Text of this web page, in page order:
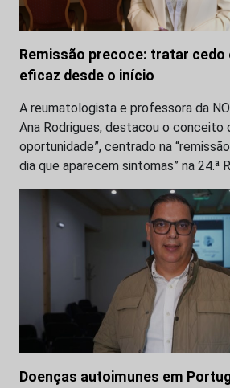
Remissão precoce: tratar cedo
eficaz desde o início
A reumatologista e professora da
Ana Rodrigues, destacou o conceito
oportunidade”, centrado na
dia que aparecem sintomas” na 24.ª
Doenças autoimunes em